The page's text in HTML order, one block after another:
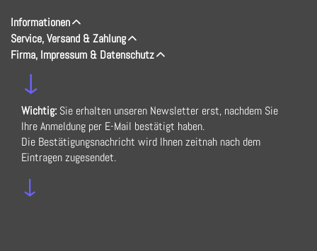
Informationen
Service, Versand & Zahlung
Firma, Impressum & Datenschutz
↓
Wichtig: Sie erhalten unseren Newsletter erst, nachdem Sie
Ihre Anmeldung per E-Mail bestätigt haben.
Die Bestätigungsnachricht wird Ihnen zeitnah nach dem
Eintragen zugesendet.
↓